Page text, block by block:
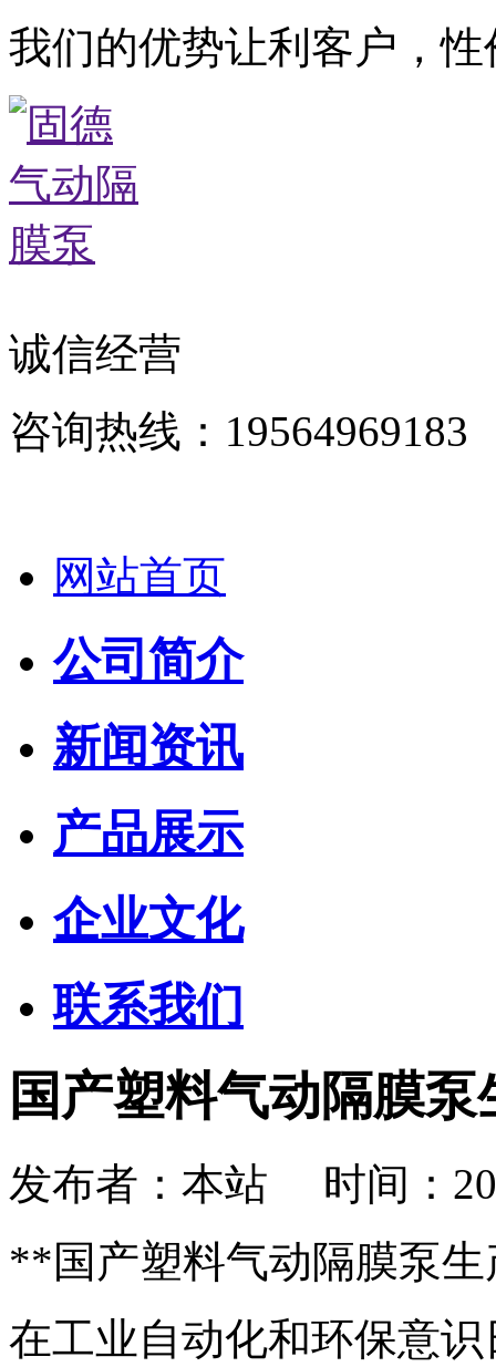
我们的优势让利客户，
诚信经营
咨询热线：19564969183
网站首页
公司简介
新闻资讯
产品展示
企业文化
联系我们
国产塑料气动隔膜
发布者：本站 时间：
**国产塑料气动隔膜泵
在工业自动化和环保意